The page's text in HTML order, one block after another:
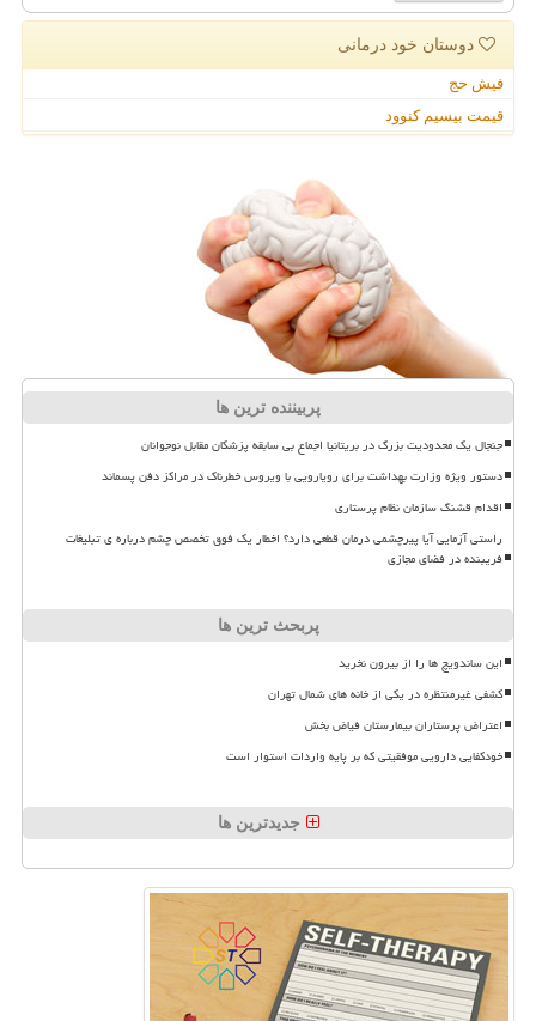
دوستان خود درمانی
فیش حج
قیمت بیسیم کنوود
پربیننده ترین ها
جنجال یک محدودیت بزرگ در بریتانیا اجماع بی سابقه پزشکان مقابل نوجوانان
دستور ویژه وزارت بهداشت برای رویارویی با ویروس خطرناک در مراکز دفن پسماند
اقدام قشنگ سازمان نظام پرستاری
راستی آزمایی آیا پیرچشمی درمان قطعی دارد؟ اخطار یک فوق تخصص چشم درباره ی تبلیغات
فریبنده در فضای مجازی
پربحث ترین ها
این ساندویچ ها را از بیرون نخرید
کشفی غیرمنتظره در یکی از خانه های شمال تهران
اعتراض پرستاران بیمارستان فیاض بخش
خودکفایی دارویی موفقیتی که بر پایه واردات استوار است
جدیدترین ها